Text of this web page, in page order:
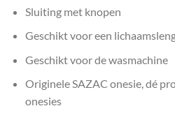
Sluiting met knopen
Geschikt voor een
Geschikt voor de wasmachine
Originele SAZAC onesie, dé
onesies